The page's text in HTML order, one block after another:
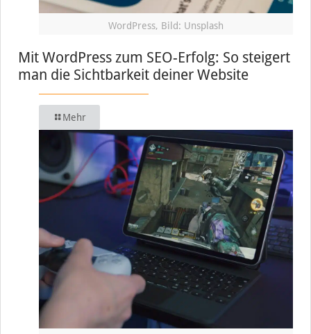
WordPress, Bild: Unsplash
Mit WordPress zum SEO-Erfolg: So steigert
man die Sichtbarkeit deiner Website
Mehr